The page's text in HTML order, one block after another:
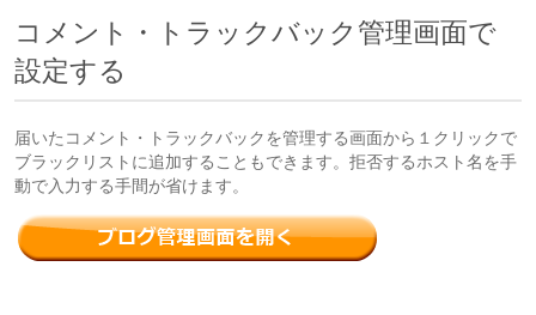
コメント・トラックバック管理画面で
設定する
届いたコメント・トラックバックを管理する画面から１クリックで
ブラックリストに追加することもできます。拒否するホスト名を手
動で入力する手間が省けます。